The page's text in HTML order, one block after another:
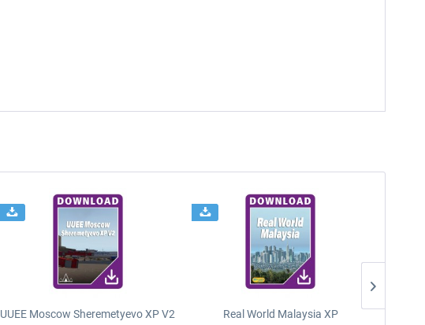
UUEE Moscow Sheremetyevo XP V2 Real World Malaysia XP